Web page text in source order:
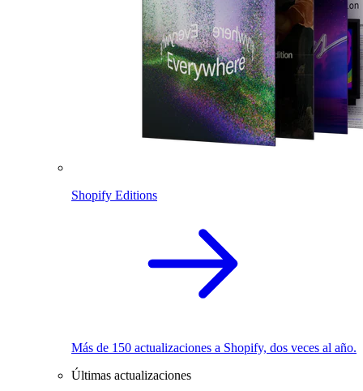
Shopify Editions
Más de 150 actualizaciones a Shopify, dos veces al año.
Últimas actualizaciones